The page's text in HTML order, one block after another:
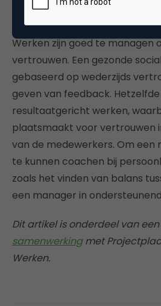
Vertrouwen centraal
Alle vier genoemde
Werken zijn goed te managen
vertrouwen. Een gezonde
gebaseerd op wederzijds
geven van feedback.
resultaatgericht werken,
plaatsmaakt voor vertrouwen
van de medewerkers. Om
te kunnen coachen bij
zoals het vinden van balans
een manager in
Dit artikel is onderdeel van een
samenwerkingmet
Werken.